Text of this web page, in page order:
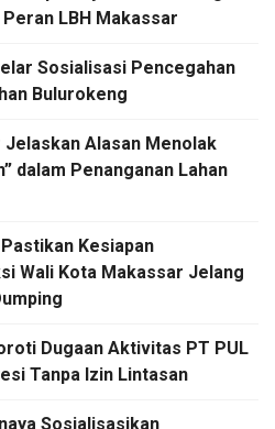
LBH Makassar
Sosialisasi Pencegahan
Bulurokeng
Alasan Menolak
dalam Penanganan Lahan
Kesiapan
Wali Kota Makassar Jelang
Dugaan Aktivitas PT PUL
Tanpa Izin Lintasan
Sosialisasikan